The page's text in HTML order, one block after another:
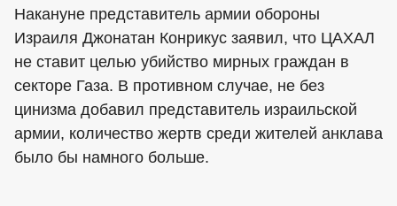
Накануне представитель армии обороны
Израиля Джонатан Конрикус заявил, что ЦАХАЛ
не ставит целью убийство мирных граждан в
секторе Газа. В противном случае, не без
цинизма добавил представитель израильской
армии, количество жертв среди жителей анклава
было бы намного больше.